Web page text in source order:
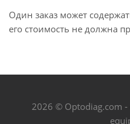
Один заказ может
его стоимость не должна
2026 © Optodiag.com